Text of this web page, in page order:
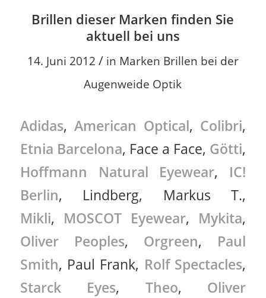
Brillen dieser Marken finden Sie
aktuell bei uns
14. Juni 2012 / in Marken Brillen bei der
Augenweide Optik
Adidas, American Optical, Colibri,
Etnia Barcelona, Face a Face, Götti,
Hoffmann Natural Eyewear, IC!
Berlin, Lindberg, Markus T.,
Mikli, MOSCOT Eyewear, Mykita,
Oliver Peoples, Orgreen, Paul
Smith, Paul Frank, Rolf Spectacles,
Starck Eyes, Theo, Oliver